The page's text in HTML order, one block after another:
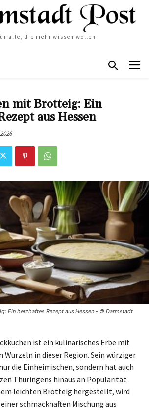
alle, die mehr wissen wollen
mit Brotteig: Ein
aus Hessen
Ein herzhaftes Rezept aus Hessen - © Darmstadt
ist ein kulinarisches Erbe mit
in dieser Region. Sein würziger
die Einheimischen, sondern hat auch
Thüringens hinaus an Popularität
leichten Brotteig hergestellt, wird
schmackhaften Mischung aus